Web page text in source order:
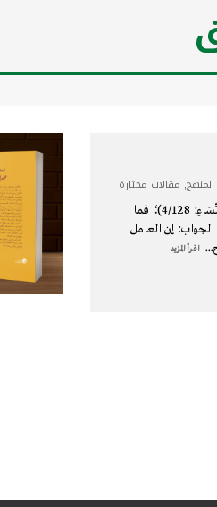
, مقالات مختارة
سؤال: يقول ربنا سبحانه وتعالى ﴿وَالصُّلْحُ خَيْرٌ﴾ (سورة النِّسَاءِ: 4/128)؛ فما
الجواب: إن العامل
... اقرأ المزيد